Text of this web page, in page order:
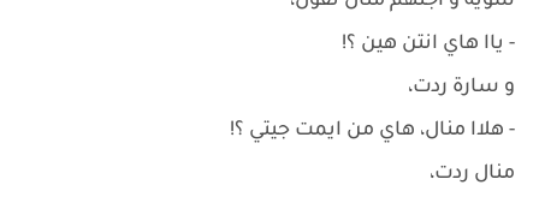
- ياا هاي انتن هين ؟!
و سارة ردت،
- هلاا منال، هاي من ايمت جيتي ؟!
منال ردت،